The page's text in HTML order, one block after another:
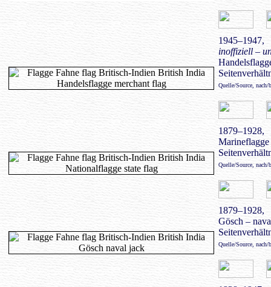
1945–1947,
inoffiziell –
Quelle/Source,
1879–1928,
Quelle/Source,
1879–1928,
Gösch –
Quelle/Source,